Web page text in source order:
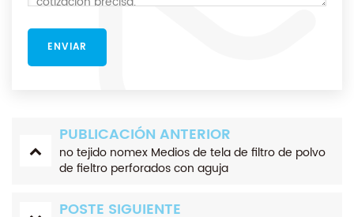
PUBLICACIÓN ANTERIOR
no tejido nomex Medios de tela de filtro de polvo
de fieltro perforados con aguja
POSTE SIGUIENTE